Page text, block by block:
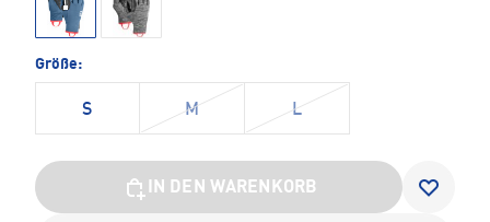
Größe:
S M L
IN DEN WARENKORB